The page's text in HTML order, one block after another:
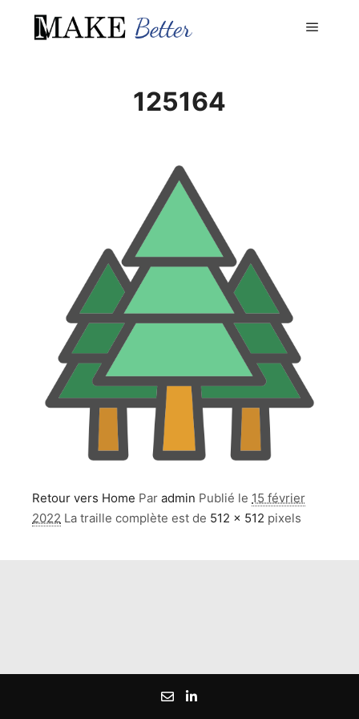
125164
Retour vers Home Par admin Publié le 15 février
2022 La traille complète est de 512 × 512 pixels